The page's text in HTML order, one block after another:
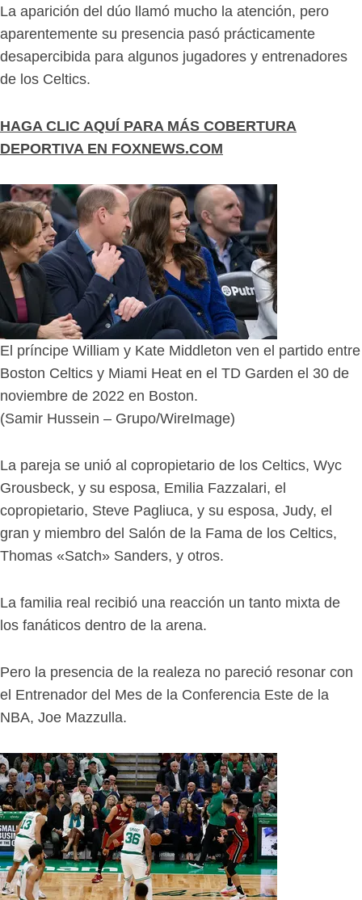
La aparición del dúo llamó mucho la atención, pero
aparentemente su presencia pasó prácticamente
desapercibida para algunos jugadores y entrenadores
de los Celtics.
HAGA CLIC AQUÍ PARA MÁS COBERTURA
DEPORTIVA EN FOXNEWS.COM
El príncipe William y Kate Middleton ven el partido entre
Boston Celtics y Miami Heat en el TD Garden el 30 de
noviembre de 2022 en Boston.
(Samir Hussein – Grupo/WireImage)
La pareja se unió al copropietario de los Celtics, Wyc
Grousbeck, y su esposa, Emilia Fazzalari, el
copropietario, Steve Pagliuca, y su esposa, Judy, el
gran y miembro del Salón de la Fama de los Celtics,
Thomas «Satch» Sanders, y otros.
La familia real recibió una reacción un tanto mixta de
los fanáticos dentro de la arena.
Pero la presencia de la realeza no pareció resonar con
el Entrenador del Mes de la Conferencia Este de la
NBA, Joe Mazzulla.